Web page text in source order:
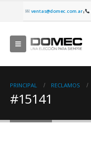
ventas@domec.com.ar|
PRINCIPAL RECLAMOS
#15141